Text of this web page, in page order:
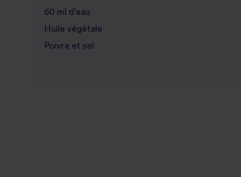
60 ml d’eau
Huile végétale
Poivre et sel